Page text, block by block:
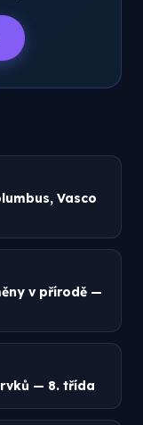
Vasco
v přírodě —
— 8. třída